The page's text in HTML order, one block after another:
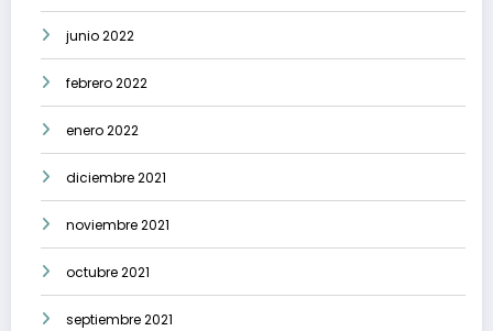
junio 2022
febrero 2022
enero 2022
diciembre 2021
noviembre 2021
octubre 2021
septiembre 2021